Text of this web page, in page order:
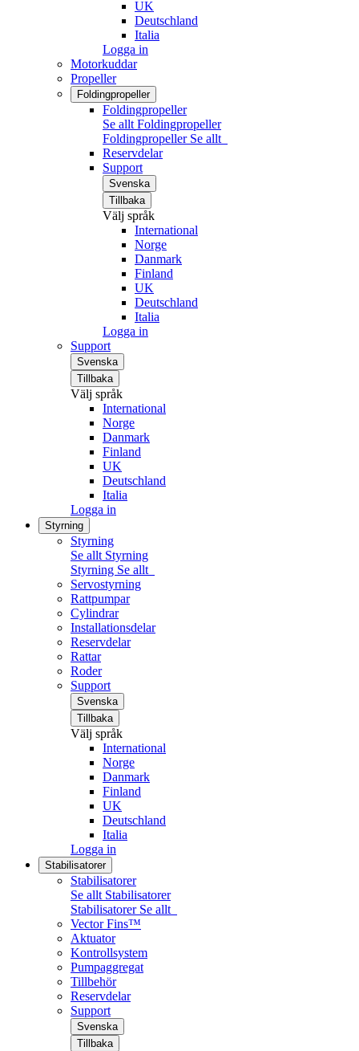
UK
Deutschland
Italia
Logga in
Motorkuddar
Propeller
Foldingpropeller
Foldingpropeller
Se allt Foldingpropeller
Foldingpropeller Se allt
Reservdelar
Support
Svenska
Tillbaka
Välj språk
International
Norge
Danmark
Finland
UK
Deutschland
Italia
Logga in
Support
Svenska
Tillbaka
Välj språk
International
Norge
Danmark
Finland
UK
Deutschland
Italia
Logga in
Styrning
Styrning
Se allt Styrning
Styrning Se allt
Servostyrning
Rattpumpar
Cylindrar
Installationsdelar
Reservdelar
Rattar
Roder
Support
Svenska
Tillbaka
Välj språk
International
Norge
Danmark
Finland
UK
Deutschland
Italia
Logga in
Stabilisatorer
Stabilisatorer
Se allt Stabilisatorer
Stabilisatorer Se allt
Vector Fins™
Aktuator
Kontrollsystem
Pumpaggregat
Tillbehör
Reservdelar
Support
Svenska
Tillbaka